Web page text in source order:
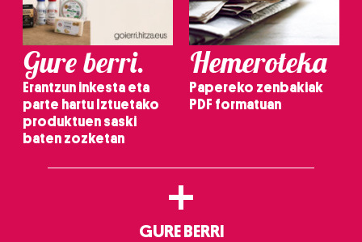
Gure berri.
Erantzun inkesta eta
parte hartu Iztuetako
produktuen saski
baten zozketan
Hemeroteka
Papereko zenbakiak
PDF formatuan
+
GURE BERRI